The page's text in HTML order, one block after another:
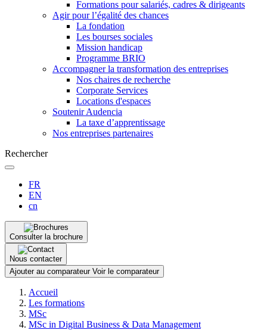
Formations pour salariés, cadres & dirigeants
Agir pour l’égalité des chances
La fondation
Les bourses sociales
Mission handicap
Programme BRIO
Accompagner la transformation des entreprises
Nos chaires de recherche
Corporate Services
Locations d'espaces
Soutenir Audencia
La taxe d’apprentissage
Nos entreprises partenaires
Rechercher
FR
EN
cn
Consulter la brochure
Nous contacter
Ajouter au comparateur Voir le comparateur
d'Ariane
Accueil
Les formations
MSc
MSc in Digital Business & Data Management